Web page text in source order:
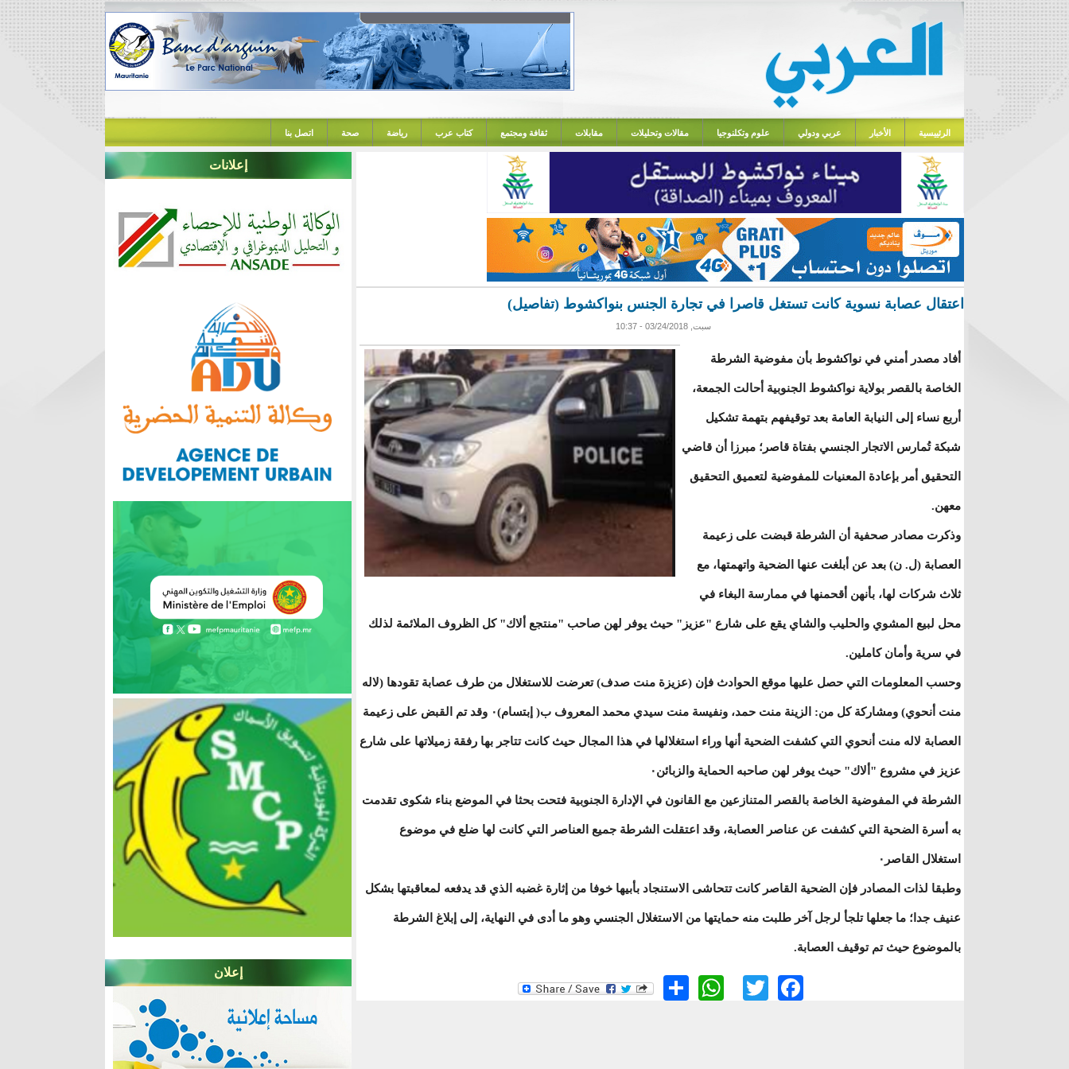
الرئييسية الأخبار عربي ودولي علوم وتكلنوجيا مقالات وتحليلات مقابلات ثقافة ومجتمع كتاب عرب رياضة صحة اتصل بنا
اعتقال عصابة نسوية كانت تستغل قاصرا في تجارة الجنس بنواكشوط (تفاصيل)
سبت, 03/24/2018 - 10:37
أفاد مصدر أمني في نواكشوط بأن مفوضية الشرطة
الخاصة بالقصر بولاية نواكشوط الجنوبية أحالت الجمعة،
أربع نساء إلى النيابة العامة بعد توقيفهم بتهمة تشكيل
شبكة تُمارس الاتجار الجنسي بفتاة قاصر؛ مبرزا أن قاضي
التحقيق أمر بإعادة المعنيات للمفوضية لتعميق التحقيق
معهن.
وذكرت مصادر صحفية أن الشرطة قبضت على زعيمة
العصابة (ل. ن) بعد عن أبلغت عنها الضحية واتهمتها، مع
ثلاث شركات لها، بأنهن أقحمنها في ممارسة البغاء في
محل لبيع المشوي والحليب والشاي يقع على شارع "عزيز" حيث يوفر لهن صاحب "منتجع ألاك" كل الظروف الملائمة لذلك
في سرية وأمان كاملين.
وحسب المعلومات التي حصل عليها موقع الحوادث فإن (عزيزة منت صدف) تعرضت للاستغلال من طرف عصابة تقودها (لاله
منت أنحوي) ومشاركة كل من: الزينة منت حمد، ونفيسة منت سيدي محمد المعروف ب( إبتسام)٠ وقد تم القبض على زعيمة
العصابة لاله منت أنحوي التي كشفت الضحية أنها وراء استغلالها في هذا المجال حيث كانت تتاجر بها رفقة زميلاتها على شارع
عزيز في مشروع "ألاك" حيث يوفر لهن صاحبه الحماية والزبائن٠
الشرطة في المفوضية الخاصة بالقصر المتنازعين مع القانون في الإدارة الجنوبية فتحت بحثا في الموضع بناء شكوى تقدمت
به أسرة الضحية التي كشفت عن عناصر العصابة، وقد اعتقلت الشرطة جميع العناصر التي كانت لها ضلع في موضوع
استغلال القاصر٠
وطبقا لذات المصادر فإن الضحية القاصر كانت تتحاشى الاستنجاد بأبيها خوفا من إثارة غضبه الذي قد يدفعه لمعاقبتها بشكل
عنيف جدا؛ ما جعلها تلجأ لرجل آخر طلبت منه حمايتها من الاستغلال الجنسي وهو ما أدى في النهاية، إلى إبلاغ الشرطة
بالموضوع حيث تم توقيف العصابة.
Facebook
Twitter
WhatsApp
Share
إعلانات
إعلان